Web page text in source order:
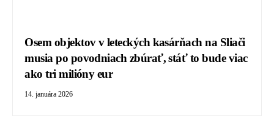
Osem objektov v leteckých kasárňach na Sliači
musia po povodniach zbúrať, stáť to bude viac
ako tri milióny eur
14. januára 2026